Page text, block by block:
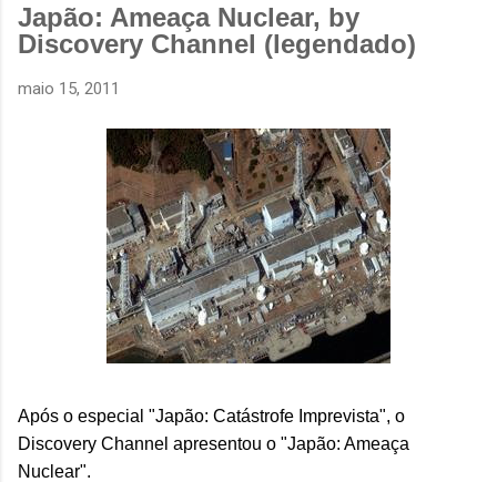
Japão: Ameaça Nuclear, by
Discovery Channel (legendado)
maio 15, 2011
Após o especial "Japão: Catástrofe Imprevista", o
Discovery Channel apresentou o "Japão: Ameaça
Nuclear".